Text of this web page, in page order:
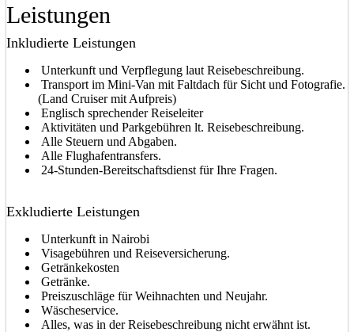
Leistungen
Inkludierte Leistungen
Unterkunft und Verpflegung laut Reisebeschreibung.
Transport im Mini-Van mit Faltdach für Sicht und Fotografie.
(Land Cruiser mit Aufpreis)
Englisch sprechender Reiseleiter
Aktivitäten und Parkgebühren lt. Reisebeschreibung.
Alle Steuern und Abgaben.
Alle Flughafentransfers.
24-Stunden-Bereitschaftsdienst für Ihre Fragen.
Exkludierte Leistungen
Unterkunft in Nairobi
Visagebühren und Reiseversicherung.
Getränkekosten
Getränke.
Preiszuschläge für Weihnachten und Neujahr.
Wäscheservice.
Alles, was in der Reisebeschreibung nicht erwähnt ist.